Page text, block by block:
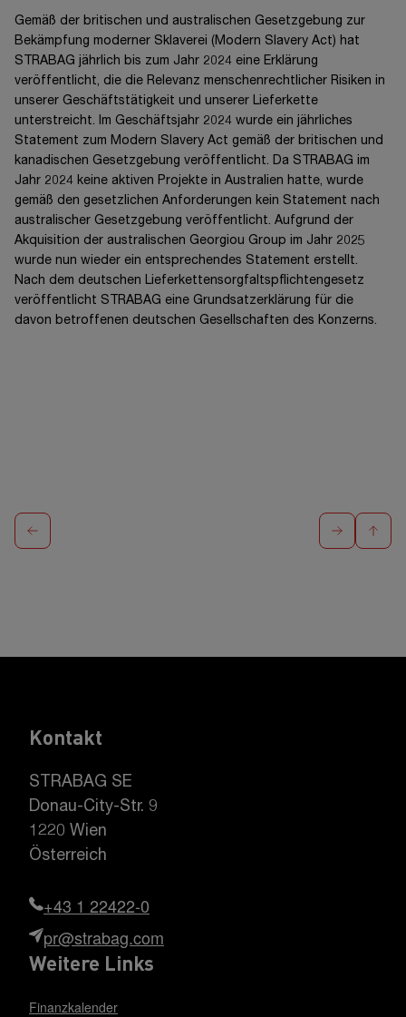
Gemäß der britischen und australischen Gesetzgebung zur
Bekämpfung moderner Sklaverei (Modern Slavery Act) hat
STRABAG jährlich bis zum Jahr 2024 eine Erklärung
veröffentlicht, die die Relevanz menschenrechtlicher Risiken in
unserer Geschäftstätigkeit und unserer Lieferkette
unterstreicht. Im Geschäftsjahr 2024 wurde ein jährliches
Statement zum Modern Slavery Act gemäß der britischen und
kanadischen Gesetzgebung veröffentlicht. Da STRABAG im
Jahr 2024 keine aktiven Projekte in Australien hatte, wurde
gemäß den gesetzlichen Anforderungen kein Statement nach
australischer Gesetzgebung veröffentlicht. Aufgrund der
Akquisition der australischen Georgiou Group im Jahr 2025
wurde nun wieder ein entsprechendes Statement erstellt.
Nach dem deutschen Lieferkettensorgfaltspflichtengesetz
veröffentlicht STRABAG eine Grundsatzerklärung für die
davon betroffenen deutschen Gesellschaften des Konzerns.
Kontakt
STRABAG SE
Donau-City-Str. 9
1220 Wien
Österreich
+43 1 22422-0
pr@strabag.com
Weitere Links
Finanzkalender